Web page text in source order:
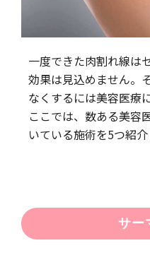
一度できた肉割れ線は
効果は見込めません。
なくするには美容医療
ここでは、数ある美容
いている施術を5つ紹介
サー